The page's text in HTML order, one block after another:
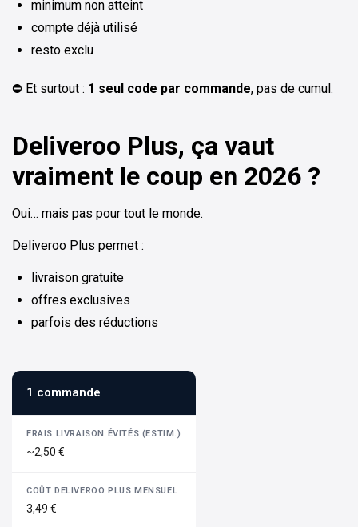
minimum non atteint
compte déjà utilisé
resto exclu
⛔ Et surtout : 1 seul code par commande, pas de cumul.
Deliveroo Plus, ça vaut
vraiment le coup en 2026 ?
Oui… mais pas pour tout le monde.
Deliveroo Plus permet :
livraison gratuite
offres exclusives
parfois des réductions
1 commande
~2,50 €
3,49 €